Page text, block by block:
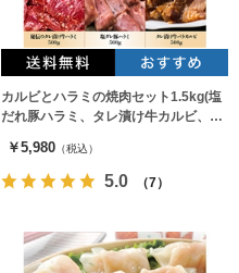
カルビとハラミの焼肉セット1.5kg(塩
だれ豚ハラミ、タレ漬け牛カルビ、極
￥5,980 （税込）
5.0 （7）